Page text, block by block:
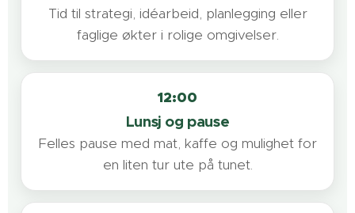
Tid til strategi, idéarbeid, planlegging eller
faglige økter i rolige omgivelser.
12:00
Lunsj og pause
Felles pause med mat, kaffe og mulighet for
en liten tur ute på tunet.